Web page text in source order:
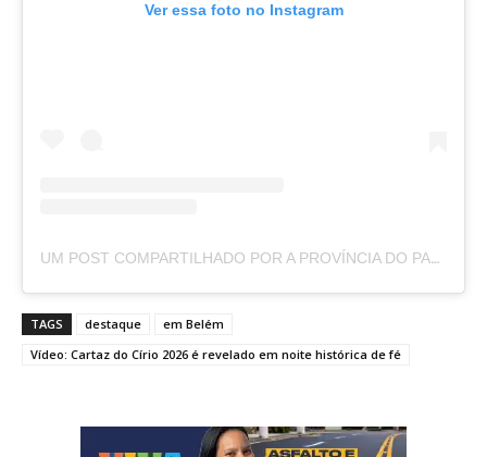
Ver essa foto no Instagram
UM POST COMPARTILHADO POR A PROVÍNCIA DO PARÁ (@APROVINCIADOPARA)
TAGS destaque
em Belém
Vídeo: Cartaz do Círio 2026 é revelado em noite histórica de fé